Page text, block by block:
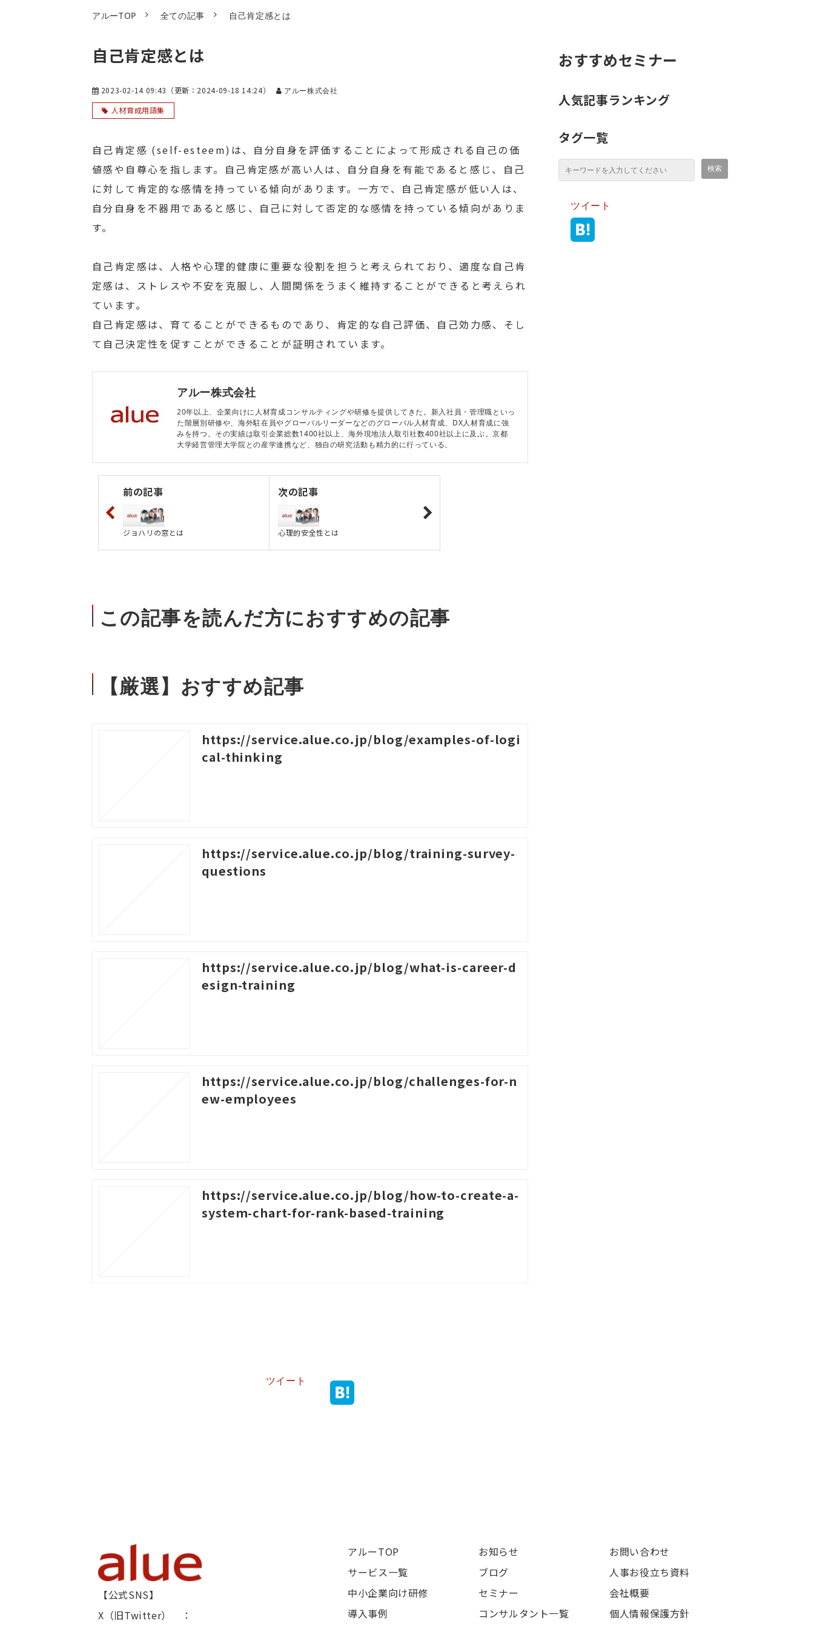
アルーTOP 全ての記事 自己肯定感とは
自己肯定感とは
2023-02-14 09:43 （更新： 2024-09-18 14:24）
アルー株式会社
人材育成用語集
自己肯定感 (self-esteem)は、自分自身を評価することによって形成される自己の価
値感や自尊心を指します。自己肯定感が高い人は、自分自身を有能であると感じ、自己
に対して肯定的な感情を持っている傾向があります。一方で、自己肯定感が低い人は、
自分自身を不器用であると感じ、自己に対して否定的な感情を持っている傾向がありま
す。
自己肯定感は、人格や心理的健康に重要な役割を担うと考えられており、適度な自己肯
定感は、ストレスや不安を克服し、人間関係をうまく維持することができると考えられ
ています。
自己肯定感は、育てることができるものであり、肯定的な自己評価、自己効力感、そし
て自己決定性を促すことができることが証明されています。
アルー株式会社
20年以上、企業向けに人材育成コンサルティングや研修を提供してきた。新入社員・管理職といっ
た階層別研修や、海外駐在員やグローバルリーダーなどのグローバル人材育成、DX人材育成に強
みを持つ。その実績は取引企業総数1400社以上、海外現地法人取引社数400社以上に及ぶ。京都
大学経営管理大学院との産学連携など、独自の研究活動も精力的に行っている。
前の記事
ジョハリの窓とは
次の記事
心理的安全性とは
この記事を読んだ方におすすめの記事
【厳選】おすすめ記事
https://service.alue.co.jp/blog/examples-of-logi
cal-thinking
https://service.alue.co.jp/blog/training-survey-
questions
https://service.alue.co.jp/blog/what-is-career-d
esign-training
https://service.alue.co.jp/blog/challenges-for-n
ew-employees
https://service.alue.co.jp/blog/how-to-create-a-
system-chart-for-rank-based-training
ツイート
おすすめセミナー
人気記事ランキング
タグ一覧
ツイート
【公式SNS】
X（旧Twitter） ：
アルーTOP
サービス一覧
中小企業向け研修
導入事例
お知らせ
ブログ
セミナー
コンサルタント一覧
お問い合わせ
人事お役立ち資料
会社概要
個人情報保護方針